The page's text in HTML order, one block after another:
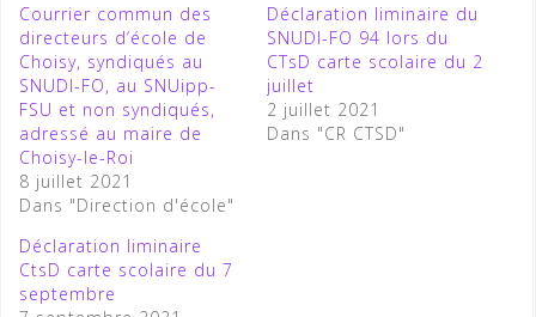
Courrier commun des
directeurs d’école de
Choisy, syndiqués au
SNUDI-FO, au SNUipp-
FSU et non syndiqués,
adressé au maire de
Choisy-le-Roi
8 juillet 2021
Dans "Direction d'école"
Déclaration liminaire du
SNUDI-FO 94 lors du
CTsD carte scolaire du 2
juillet
2 juillet 2021
Dans "CR CTSD"
Déclaration liminaire
CtsD carte scolaire du 7
septembre